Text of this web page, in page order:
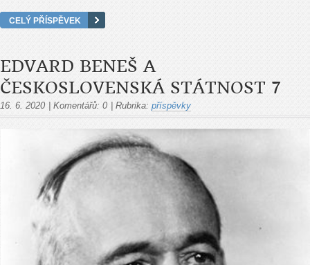
CELÝ PŘÍSPĚVEK
EDVARD BENEŠ A
ČESKOSLOVENSKÁ STÁTNOST 7
16. 6. 2020 Komentářů: 0 Rubrika: příspěvky